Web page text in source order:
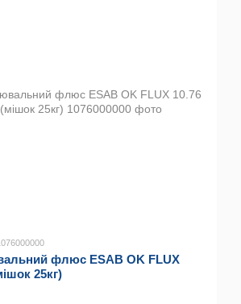
флюс ESAB OK FLUX
25кг)